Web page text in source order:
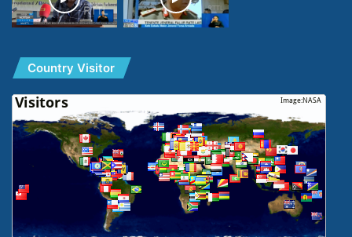
Country Visitor